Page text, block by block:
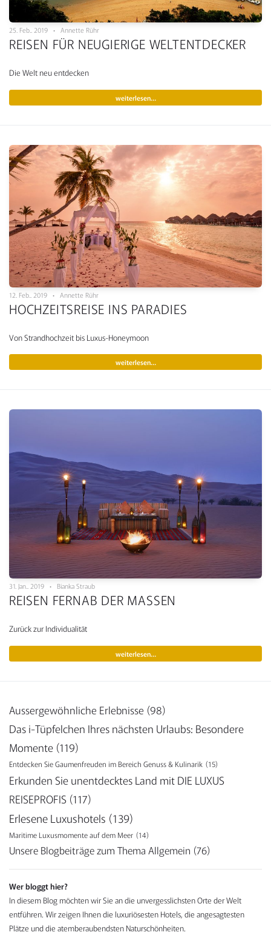
25. Feb.. 2019 • Annette Rühr
REISEN FÜR NEUGIERIGE WELTENTDECKER
Die Welt neu entdecken
weiterlesen…
12. Feb.. 2019 • Annette Rühr
HOCHZEITSREISE INS PARADIES
Von Strandhochzeit bis Luxus-Honeymoon
weiterlesen…
31. Jan.. 2019 • Bianka Straub
REISEN FERNAB DER MASSEN
Zurück zur Individualität
weiterlesen…
Aussergewöhnliche Erlebnisse (98)
Das i-Tüpfelchen Ihres nächsten Urlaubs: Besondere
Momente (119)
Entdecken Sie Gaumenfreuden im Bereich Genuss & Kulinarik (15)
Erkunden Sie unentdecktes Land mit DIE LUXUS
REISEPROFIS (117)
Erlesene Luxushotels (139)
Maritime Luxusmomente auf dem Meer (14)
Unsere Blogbeiträge zum Thema Allgemein (76)
Wer bloggt hier?
In diesem Blog möchten wir Sie an die unvergesslichsten Orte der Welt
entführen. Wir zeigen Ihnen die luxuriösesten Hotels, die angesagtesten
Plätze und die atemberaubendsten Naturschönheiten.